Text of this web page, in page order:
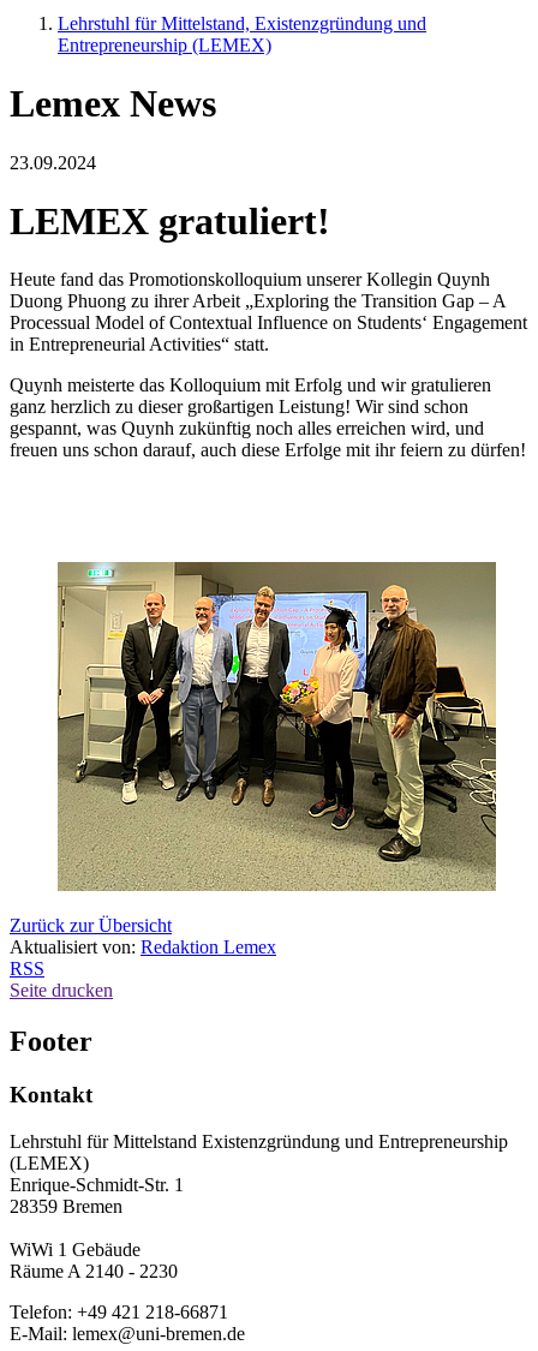
Lehrstuhl für Mittelstand, Existenzgründung und
Entrepreneurship (LEMEX)
Lemex News
23.09.2024
LEMEX gratuliert!
Heute fand das Promotionskolloquium unserer Kollegin Quynh
Duong Phuong zu ihrer Arbeit „Exploring the Transition Gap – A
Processual Model of Contextual Influence on Students‘ Engagement
in Entrepreneurial Activities“ statt.
Quynh meisterte das Kolloquium mit Erfolg und wir gratulieren
ganz herzlich zu dieser großartigen Leistung! Wir sind schon
gespannt, was Quynh zukünftig noch alles erreichen wird, und
freuen uns schon darauf, auch diese Erfolge mit ihr feiern zu dürfen!
Zurück zur Übersicht
Aktualisiert von: Redaktion Lemex
RSS
Seite drucken
Footer
Kontakt
Lehrstuhl für Mittelstand Existenzgründung und Entrepreneurship
(LEMEX)
Enrique-Schmidt-Str. 1
28359 Bremen
WiWi 1 Gebäude
Räume A 2140 - 2230
Telefon: +49 421 218-66871
E-Mail: lemex@uni-bremen.de